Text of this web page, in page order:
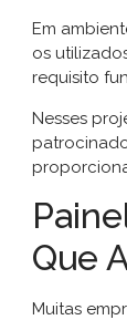
Em
os
requisito
Nesses
Que
Muitas